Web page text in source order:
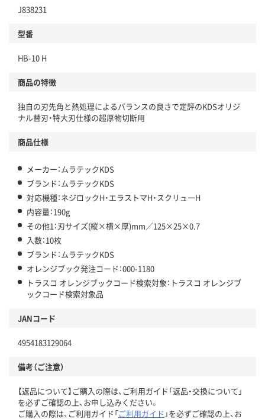
J838231
型番
HB-10 H
商品の特徴
独自の刃先角と熱処理によるバランスの良さで定評のKDSオリジ
ナル替刃・特大刃仕様の超厚物切断用
商品仕様
メーカー：ムラテックKDS
ブランド：ムラテックKDS
対応機種：ネジロックH・エラストマH・スクリューH
内容量：190g
その他1：刃サイズ(縦×横×厚)mm／125×25×0.7
入数：10枚
ブランド：ムラテックKDS
オレンジブック発注コード：000-1180
トラスコ オレンジブックコード検索対象：トラスコ オレンジブ
ックコード検索対象品
JANコード
4954183129064
備考（ご注意）
【返品について】ご購入の際は、ご利用ガイド「返品・交換について」
を必ずご確認の上、お申し込みください。
ご購入の際は、ご利用ガイド「ご利用ガイド 」を必ずご確認の上、お